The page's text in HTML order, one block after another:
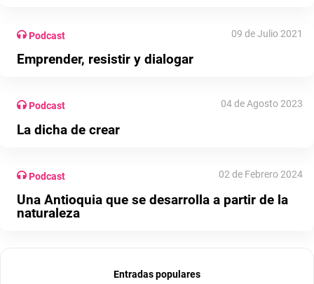
Podcast 09 de Julio 2021
Emprender, resistir y dialogar
Podcast 04 de Agosto 2023
La dicha de crear
Podcast 02 de Febrero 2024
Una Antioquia que se desarrolla a partir de la
naturaleza
Entradas populares